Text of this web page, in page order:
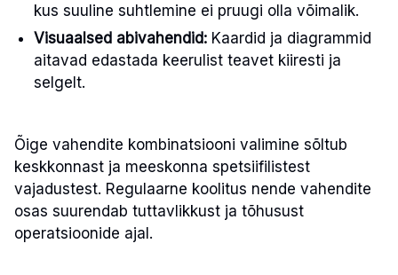
kus suuline suhtlemine ei pruugi olla võimalik.
Visuaalsed abivahendid: Kaardid ja diagrammid
aitavad edastada keerulist teavet kiiresti ja
selgelt.
Õige vahendite kombinatsiooni valimine sõltub
keskkonnast ja meeskonna spetsiifilistest
vajadustest. Regulaarne koolitus nende vahendite
osas suurendab tuttavlikkust ja tõhusust
operatsioonide ajal.